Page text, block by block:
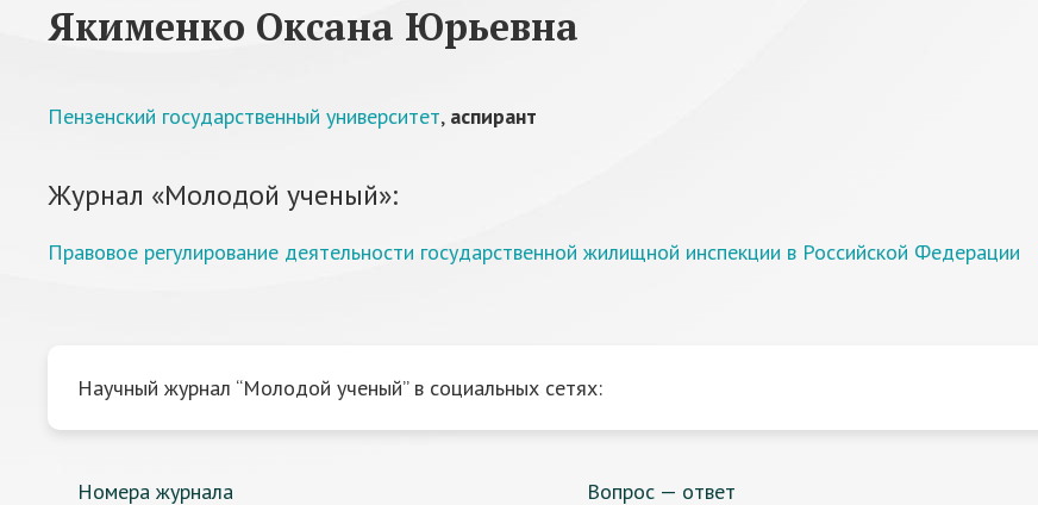
Якименко Оксана Юрьевна
Пензенский государственный университет, аспирант
Журнал «Молодой ученый»:
Правовое регулирование деятельности государственной жилищной инспекции в Российской Федерации
Научный журнал “Молодой ученый” в социальных сетях:
Номера журнала Вопрос — ответ